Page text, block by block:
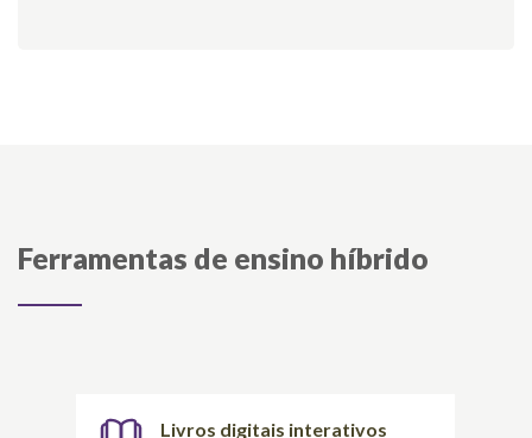
Ferramentas de ensino híbrido
Livros digitais interativos